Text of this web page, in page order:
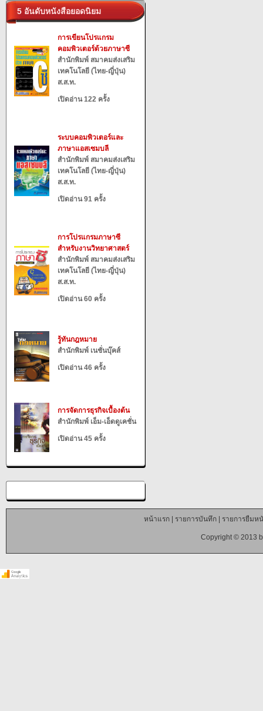
5 อันดับหนังสือยอดนิยม
การเขียนโปรแกรม
คอมพิวเตอร์ด้วยภาษาซี
สำนักพิมพ์ สมาคมส่งเสริม
เทคโนโลยี (ไทย-ญี่ปุ่น)
ส.ส.ท.
เปิดอ่าน 122 ครั้ง
ระบบคอมพิวเตอร์และ
ภาษาแอสเซมบลี
สำนักพิมพ์ สมาคมส่งเสริม
เทคโนโลยี (ไทย-ญี่ปุ่น)
ส.ส.ท.
เปิดอ่าน 91 ครั้ง
การโปรแกรมภาษาซี
สำหรับงานวิทยาศาสตร์
สำนักพิมพ์ สมาคมส่งเสริม
เทคโนโลยี (ไทย-ญี่ปุ่น)
ส.ส.ท.
เปิดอ่าน 60 ครั้ง
รู้ทันกฎหมาย
สำนักพิมพ์ เนชั่นบุ๊คส์
เปิดอ่าน 46 ครั้ง
การจัดการธุรกิจเบื้องต้น
สำนักพิมพ์ เอ็ม-เอ็ดดูเคชั่น
เปิดอ่าน 45 ครั้ง
หน้าแรก| รายการบันทึก| รายการยืมห
Copyright © 2013